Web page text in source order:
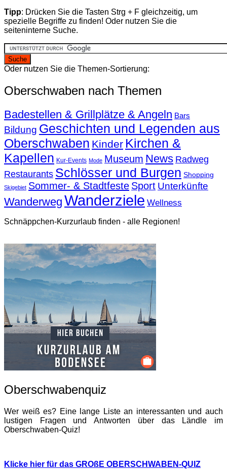
Tipp: Drücken Sie die Tasten Strg + F gleichzeitig, um
spezielle Begriffe zu finden! Oder nutzen Sie die
seiteninterne Suche.
Oder nutzen Sie die Themen-Sortierung:
Oberschwaben nach Themen
Badestellen & Grillplätze & Angeln Bars
Bildung Geschichten und Legenden aus
Oberschwaben Kinder Kirchen &
Kapellen Kur-Events Mode Museum News Radweg
Restaurants Schlösser und Burgen Shopping
Skigebiet Sommer- & Stadtfeste Sport Unterkünfte
Wanderweg Wanderziele Wellness
Schnäppchen-Kurzurlaub finden - alle Regionen!
Oberschwabenquiz
Wer weiß es? Eine lange Liste an interessanten und auch
lustigen Fragen und Antworten über das Ländle im
Oberschwaben-Quiz!
Klicke hier für das GROßE OBERSCHWABEN-QUIZ